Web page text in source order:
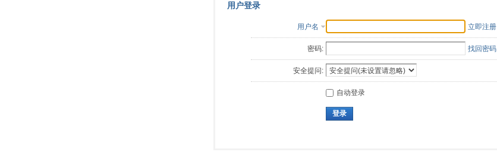
用户登录
用户名 立即注册
密码: 找回密码
安全提问:
自动登录
登录